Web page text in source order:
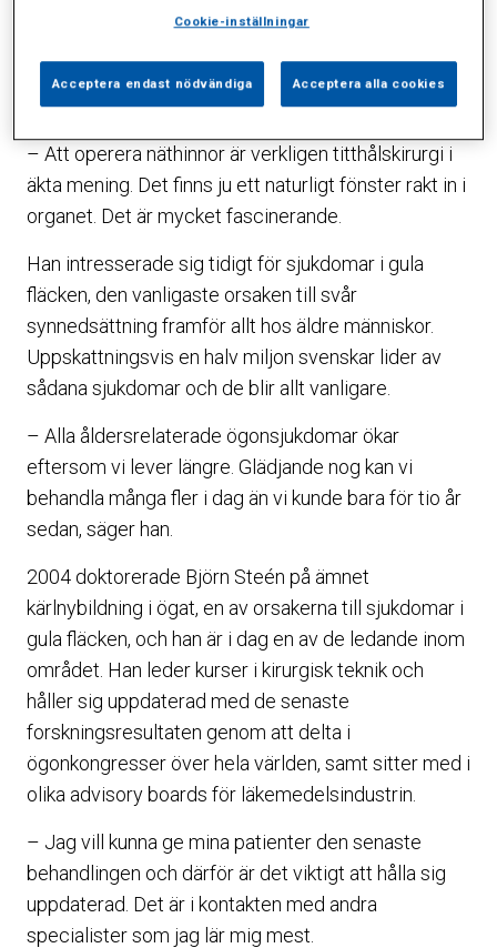
Efter läkarlinjen på Karolinska institutet, AT-
tjänst på näthinnekliniken på St Eriks Ögonsjukhus,
där han några år senare blev överläkare.
– Att operera näthinnor är verkligen titthålskirurgi i
äkta mening. Det finns ju ett naturligt fönster rakt in i
organet. Det är mycket fascinerande.
Han intresserade sig tidigt för sjukdomar i gula
fläcken, den vanligaste orsaken till svår
synnedsättning framför allt hos äldre människor.
Uppskattningsvis en halv miljon svenskar lider av
sådana sjukdomar och de blir allt vanligare.
– Alla åldersrelaterade ögonsjukdomar ökar
eftersom vi lever längre. Glädjande nog kan vi
behandla många fler i dag än vi kunde bara för tio år
sedan, säger han.
2004 doktorerade Björn Steén på ämnet
kärlnybildning i ögat, en av orsakerna till sjukdomar i
gula fläcken, och han är i dag en av de ledande inom
området. Han leder kurser i kirurgisk teknik och
håller sig uppdaterad med de senaste
forskningsresultaten genom att delta i
ögonkongresser över hela världen, samt sitter med i
olika advisory boards för läkemedelsindustrin.
– Jag vill kunna ge mina patienter den senaste
behandlingen och därför är det viktigt att hålla sig
uppdaterad. Det är i kontakten med andra
specialister som jag lär mig mest.
Cookie-inställningar
Acceptera endast nödvändiga Acceptera alla cookies